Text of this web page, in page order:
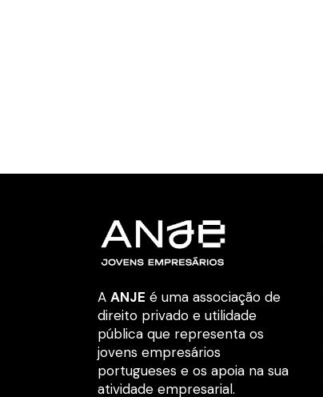
A ANJE é uma associação de
direito privado e utilidade
pública que representa os
jovens empresários
portugueses e os apoia na sua
atividade empresarial.